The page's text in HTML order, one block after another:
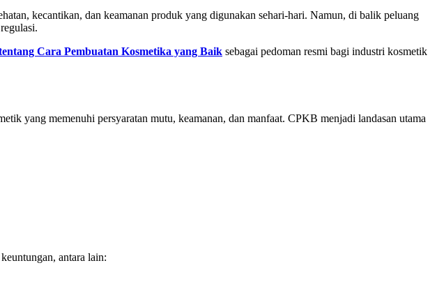
kecantikan, dan keamanan produk yang digunakan sehari-hari. Namun, di balik peluang
Cara Pembuatan Kosmetika yang Baik sebagai pedoman resmi bagi industri kosmetik
yang memenuhi persyaratan mutu, keamanan, dan manfaat. CPKB menjadi landasan utama
antara lain: